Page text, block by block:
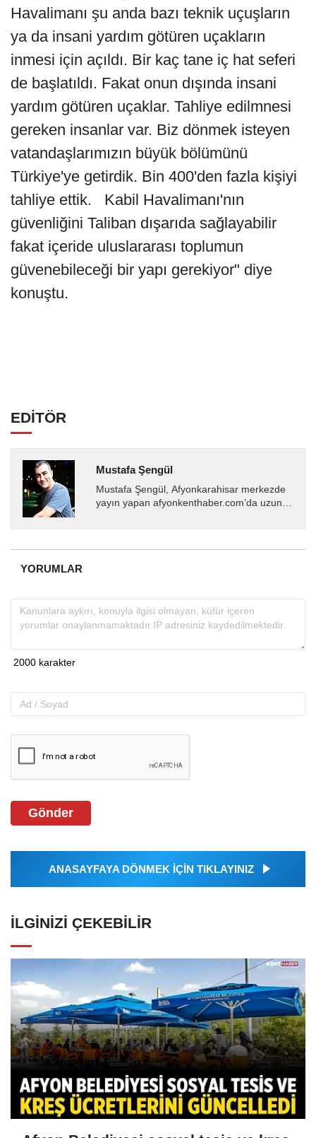
Havalimanı şu anda bazı teknik uçuşların
ya da insani yardım götüren uçakların
inmesi için açıldı. Bir kaç tane iç hat seferi
de başlatıldı. Fakat onun dışında insani
yardım götüren uçaklar. Tahliye edilmnesi
gereken insanlar var. Biz dönmek isteyen
vatandaşlarımızın büyük bölümünü
Türkiye'ye getirdik. Bin 400'den fazla kişiyi
tahliye ettik. Kabil Havalimanı'nın
güvenliğini Taliban dışarıda sağlayabilir
fakat içeride uluslararası toplumun
güvenebileceği bir yapı gerekiyor" diye
konuştu.
EDİTÖR
Mustafa Şengül
Mustafa Şengül, Afyonkarahisar merkezde
yayın yapan afyonkenthaber.com’da uzun
almakta, haber akışı...
YORUMLAR
Gönder
ANASAYFAYA DÖNMEK İÇİN TIKLAYINIZ
İLGINIZI ÇEKEBILIR